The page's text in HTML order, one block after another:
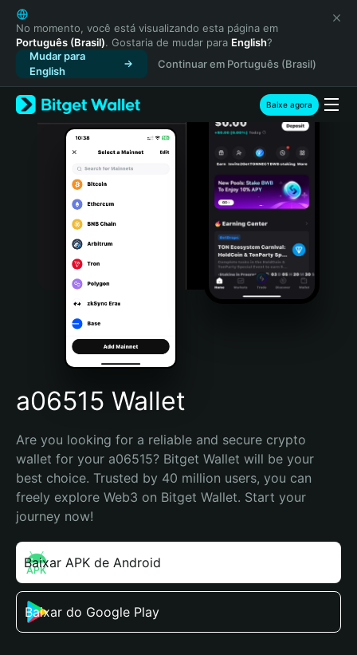
English
日本語
Tiếng Việt
Русский
Español (Latinoamérica)
Türkçe
Italiano
Português (Portugal)
Bahasa Indonesia
Português (Brasil)
Español (Argentina)
No momento, você está visualizando esta página em
Português (Brasil). Gostaria de mudar para English?
Mudar para
English
Continuar em Português (Brasil)
Baixe agora
a06515 Wallet
Are you looking for a reliable and secure crypto
wallet for your a06515? Bitget Wallet will be your
best choice. Trusted by 40 million users, you can
freely explore Web3 on Bitget Wallet. Start your
journey now!
Baixar APK de Android
Baixar do Google Play